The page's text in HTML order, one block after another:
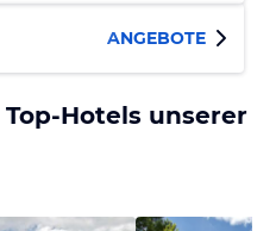
ANGEBOTE
Hotels unserer